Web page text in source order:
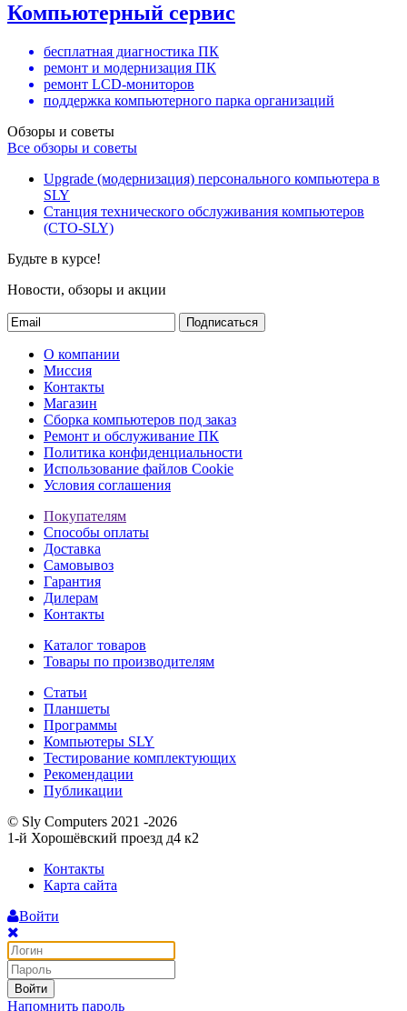
Компьютерный сервис
бесплатная диагностика ПК
ремонт и модернизация ПК
ремонт LCD-мониторов
поддержка компьютерного парка организаций
Обзоры и советы
Все обзоры и советы
Upgrade (модернизация) персонального компьютера в
SLY
Станция технического обслуживания компьютеров
(СТО-SLY)
Будьте в курсе!
Новости, обзоры и акции
Подписаться
О компании
Миссия
Контакты
Магазин
Сборка компьютеров под заказ
Ремонт и обслуживание ПК
Политика конфиденциальности
Использование файлов Cookie
Условия соглашения
Покупателям
Способы оплаты
Доставка
Самовывоз
Гарантия
Дилерам
Контакты
Каталог товаров
Товары по производителям
Статьи
Планшеты
Программы
Компьютеры SLY
Тестирование комплектующих
Рекомендации
Публикации
© Sly Computers 2021 -2026
1-й Хорошёвский проезд д4 к2
Контакты
Карта сайта
Войти
Войти
Напомнить пароль